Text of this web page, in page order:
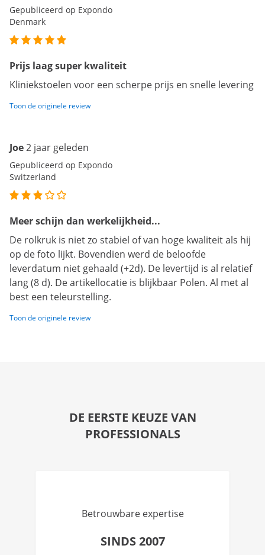
Gepubliceerd op Expondo
Denmark
Prijs laag super kwaliteit
Kliniekstoelen voor een scherpe prijs en snelle levering
Toon de originele review
Joe2 jaar geleden
Gepubliceerd op Expondo
Switzerland
Meer schijn dan werkelijkheid...
De rolkruk is niet zo stabiel of van hoge kwaliteit als hij
op de foto lijkt. Bovendien werd de beloofde
leverdatum niet gehaald (+2d). De levertijd is al relatief
lang (8 d). De artikellocatie is blijkbaar Polen. Al met al
best een teleurstelling.
Toon de originele review
DE EERSTE KEUZE VAN
PROFESSIONALS
Betrouwbare expertise
SINDS 2007